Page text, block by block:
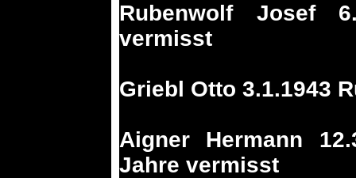
Rubenwolf Josef
vermisst
Griebl Otto 3.1.1943
Aigner Hermann
Jahre vermisst